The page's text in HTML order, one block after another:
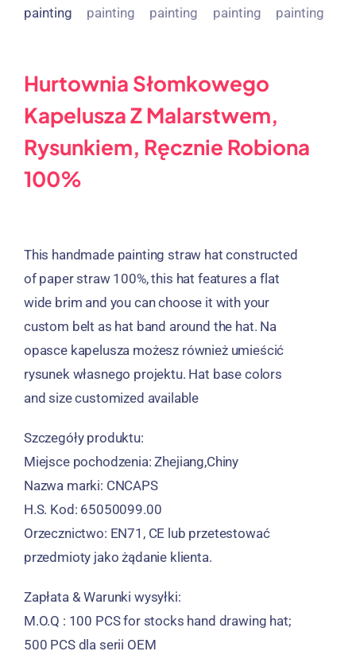
Hurtownia Słomkowego
Kapelusza Z Malarstwem,
Rysunkiem, Ręcznie Robiona
100%
This handmade painting straw hat constructed
of paper straw100%,this hat features a flat
wide brim and you can choose it with your
custom belt as hat band around the hat. Na
opasce kapelusza możesz również umieścić
rysunek własnego projektu. Hat base colors
and size customized available
Szczegóły produktu:
Miejsce pochodzenia: Zhejiang,Chiny
Nazwa marki: CNCAPS
H.S. Kod: 65050099.00
Orzecznictwo: EN71, CE lub przetestować
przedmioty jako żądanie klienta.
Zapłata & Warunki wysyłki:
M.O.Q : 100 PCS for stocks hand drawing hat;
500 PCS dla serii OEM